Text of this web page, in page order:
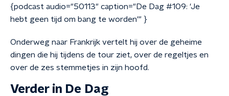
{podcast audio="50113" caption="De Dag #109: 'Je
hebt geen tijd om bang te worden'" }
Onderweg naar Frankrijk vertelt hij over de geheime
dingen die hij tijdens de tour ziet, over de regeltjes en
over de zes stemmetjes in zijn hoofd.
Verder in De Dag